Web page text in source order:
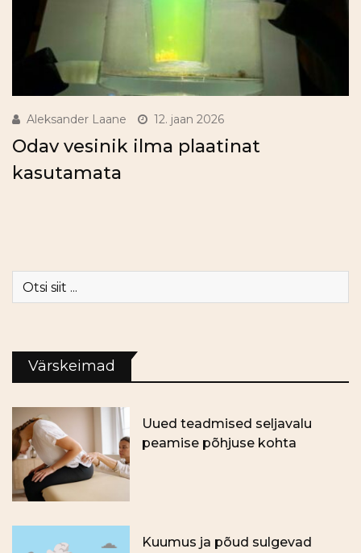
Aleksander Laane 12. jaan 2026
Odav vesinik ilma plaatinat
kasutamata
Värskeimad
Uued teadmised seljavalu
peamise põhjuse kohta
Kuumus ja põud sulgevad